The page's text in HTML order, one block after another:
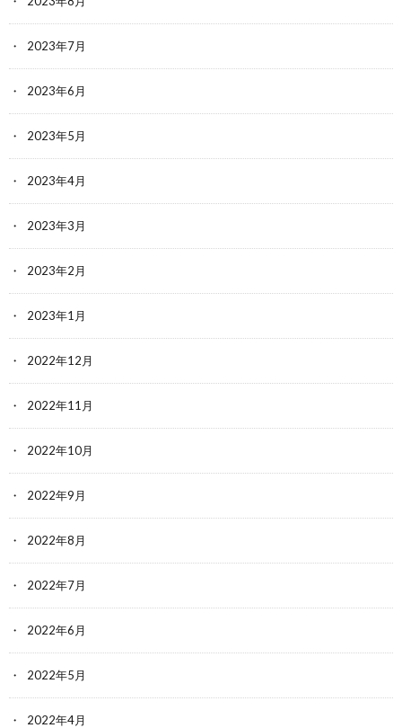
2023年7月
2023年6月
2023年5月
2023年4月
2023年3月
2023年2月
2023年1月
2022年12月
2022年11月
2022年10月
2022年9月
2022年8月
2022年7月
2022年6月
2022年5月
2022年4月